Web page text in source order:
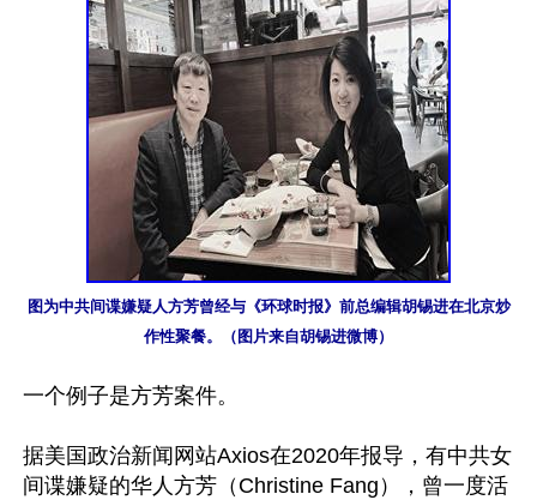
图为中共间谍嫌疑人方芳曾经与《环球时报》前总编辑胡锡进在北京炒
作性聚餐。（图片来自胡锡进微博）
一个例子是方芳案件。
据美国政治新闻网站Axios在2020年报导，有中共女
间谍嫌疑的华人方芳（Christine Fang），曾一度活